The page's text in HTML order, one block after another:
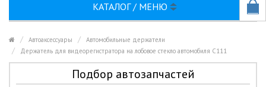
КАТАЛОГ / МЕНЮ
Автоаксессуары
Автомобильные держатели
Держатель для видеорегистратора на лобовое стекло автомобиля C111
Подбор автозапчастей